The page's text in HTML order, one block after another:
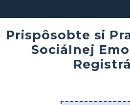
Prispôsobte si
Sociálnej